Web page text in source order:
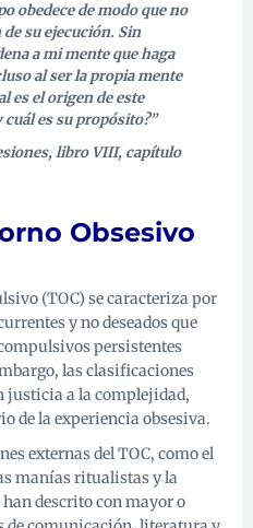
obedece de modo que no
su ejecución. Sin
a mi mente que haga
al ser la propia mente
es el origen de este
es su propósito?”
libro VIII, capítulo
Obsesivo
(TOC) se caracteriza por
y no deseados que
persistentes
las clasificaciones
justicia a la complejidad,
de la experiencia obsesiva.
externas del TOC, como el
manías ritualistas y la
descrito con mayor o